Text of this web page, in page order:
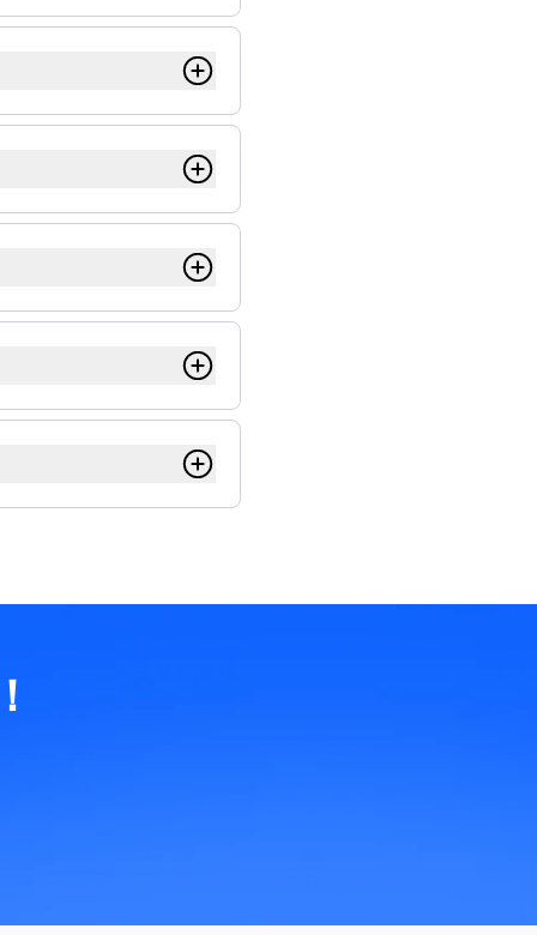
个文件由很
即 1,000，一
(SI) 中，单
由字母 GB
表示时，1 TB
节。